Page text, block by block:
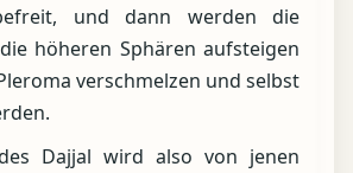
und dann werden die
höheren Sphären aufsteigen
verschmelzen und selbst
Dajjal wird also von jenen